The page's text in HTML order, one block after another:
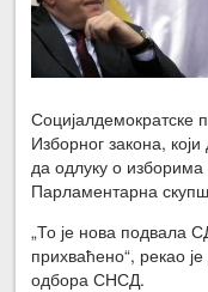
Социјалдемократске
Изборног закона,
да одлуку о
Парламентарна
„То је нова подвала
прихваћено“, рекао
одбора СНСД.